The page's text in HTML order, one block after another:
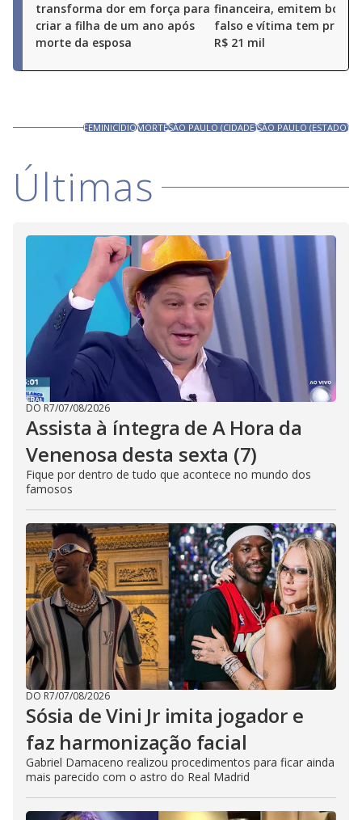
transforma dor em força para
criar a filha de um ano após
morte da esposa
financeira, emitem boleto
falso e vítima tem
R$ 21 mil
FEMINICÍDIOMORTESÃO PAULO (CIDADE)SÃO PAULO (ESTADO)
Últimas
DO R7/07/08/2026
Assista à íntegra de A Hora da
Venenosa desta sexta (7)
Fique por dentro de tudo que acontece no mundo dos
famosos
DO R7/07/08/2026
Sósia de Vini Jr imita jogador e
faz harmonização facial
Gabriel Damaceno realizou procedimentos para ficar ainda
mais parecido com o astro do Real Madrid